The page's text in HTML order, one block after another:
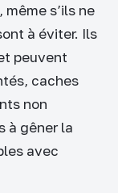
s’ils ne
à éviter. Ils
peuvent
caches
non
à gêner la
avec